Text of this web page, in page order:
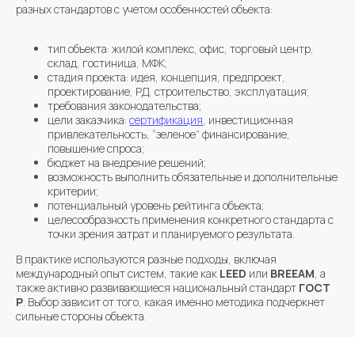
разных стандартов с учетом особенностей объекта:
тип объекта: жилой комплекс, офис, торговый центр,
склад, гостиница, МФК;
стадия проекта: идея, концепция, предпроект,
проектирование, РД, строительство, эксплуатация;
требования законодательства;
цели заказчика: сертификация, инвестиционная
привлекательность, “зеленое” финансирование,
повышение спроса;
бюджет на внедрение решений;
возможность выполнить обязательные и дополнительные
критерии;
потенциальный уровень рейтинга объекта;
целесообразность применения конкретного стандарта с
точки зрения затрат и планируемого результата.
В практике используются разные подходы, включая
международный опыт систем, такие как LEED или BREEAM, а
также активно развивающиеся национальный стандарт ГОСТ
Р. Выбор зависит от того, какая именно методика подчеркнет
сильные стороны объекта.